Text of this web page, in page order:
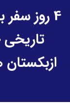
4 روز